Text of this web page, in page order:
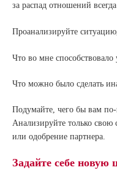
за распад отношений
Проанализируйте
Что во мне
Что можно было сделать
Подумайте, чего бы вам
Анализируйте только свою
или одобрение партнера.
Задайте себе новую